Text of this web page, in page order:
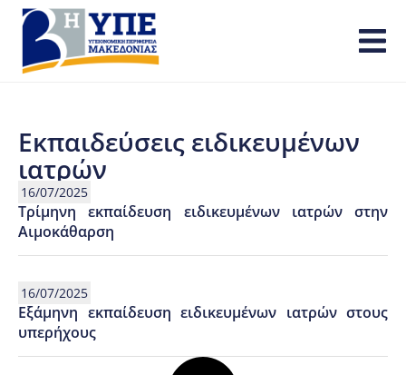
Εκπαιδεύσεις ειδικευμένων
ιατρών
16/07/2025
Τρίμηνη εκπαίδευση ειδικευμένων ιατρών στην
Αιμοκάθαρση
16/07/2025
Εξάμηνη εκπαίδευση ειδικευμένων ιατρών στους
υπερήχους